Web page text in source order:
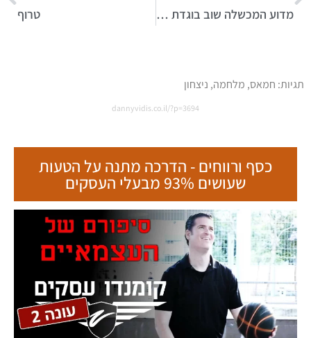
מדוע המכשלה שוב בוגדת באזרחיה? טרוף
תגיות: חמאס, מלחמה, ניצחון
dannyvidis.co.il/?p=3694
כסף ורווחים - הדרכה מתנה על הטעות
שעושים 93% מבעלי העסקים